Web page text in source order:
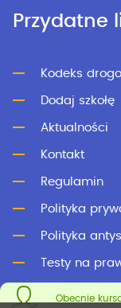
Obecnie
Przydatne
Kodeks
Dodaj szkołę
Aktualności
Kontakt
Regulamin
Polityka
Polityka
Testy na